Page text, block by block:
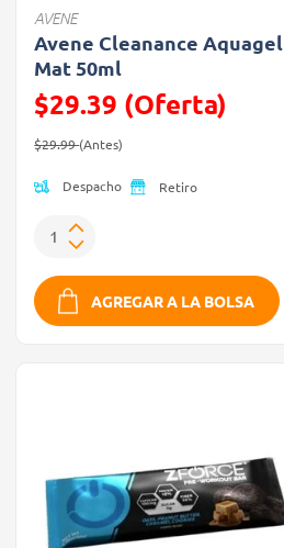
AVENE
Avene Cleanance Aquagel
Mat 50ml
$29.39 (Oferta)
Precio reducido de
$29.99(Antes)
Despacho Retiro
AGREGAR A LA BOLSA